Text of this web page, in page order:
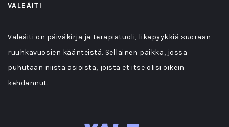
VALEÄITI
Valeäiti on päiväkirja ja terapiatuoli, likapyykkiä suoraan
ruuhkavuosien käänteistä. Sellainen paikka, jossa
puhutaan niistä asioista, joista et itse olisi oikein
kehdannut.